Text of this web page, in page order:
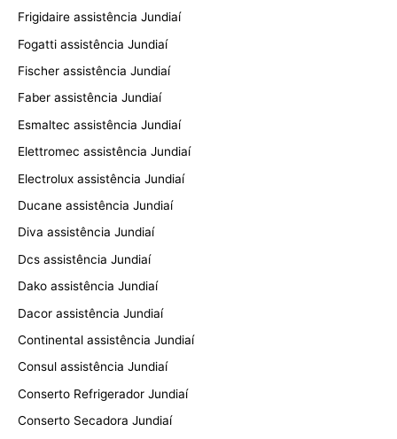
Frigidaire assistência Jundiaí
Fogatti assistência Jundiaí
Fischer assistência Jundiaí
Faber assistência Jundiaí
Esmaltec assistência Jundiaí
Elettromec assistência Jundiaí
Electrolux assistência Jundiaí
Ducane assistência Jundiaí
Diva assistência Jundiaí
Dcs assistência Jundiaí
Dako assistência Jundiaí
Dacor assistência Jundiaí
Continental assistência Jundiaí
Consul assistência Jundiaí
Conserto Refrigerador Jundiaí
Conserto Secadora Jundiaí